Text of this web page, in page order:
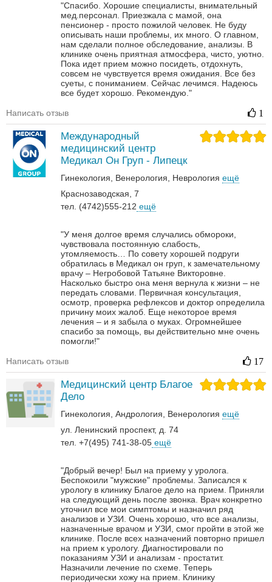
"Спасибо. Хорошие специалисты, внимательный
мед.персонал. Приезжала с мамой, она
пенсионер - просто пожилой человек. Не буду
описывать наши проблемы, их много. О главном,
нам сделали полное обследование, анализы. В
клинике очень приятная атмосфера, чисто, уютно.
Пока идет прием можно посидеть, отдохнуть,
совсем не чувствуется время ожидания. Все без
суеты, с пониманием. Сейчас лечимся. Надеюсь
все будет хорошо. Рекомендую."
Написать отзыв 1
Международный
медицинский центр
Медикал Он Груп - Липецк
Гинекология Венерология‎ Неврология‎ ещё
Краснозаводская, 7
тел. (4742)555-212 ещё
"У меня долгое время случались обмороки,
чувствовала постоянную слабость,
утомляемость… По совету хорошей подруги
обратилась в Медикал он груп, к замечательному
врачу – Негробовой Татьяне Викторовне.
Насколько быстро она меня вернула к жизни – не
передать словами. Первичная консультация,
осмотр, проверка рефлексов и доктор определила
причину моих жалоб. Еще некоторое время
лечения – и я забыла о муках. Огромнейшее
спасибо за помощь, вы действительно мне очень
помогли!"
Написать отзыв 17
Медицинский центр Благое
Дело
Гинекология Андрология‎ Венерология‎ ещё
ул. Ленинский проспект, д. 74
тел. +7(495) 741-38-05 ещё
"Добрый вечер! Был на приему у уролога.
Беспокоили "мужские" проблемы. Записался к
урологу в клинику Благое дело на прием. Приняли
на следующий день после звонка. Врач конкретно
уточнил все мои симптомы и назначил ряд
анализов и УЗИ. Очень хорошо, что все анализы,
назначенные врачом и УЗИ, смог пройти в этой же
клинике. После всех назначений повторно пришел
на прием к урологу. Диагностировали по
показаниям УЗИ и анализам - простатит.
Назначили лечение по схеме. Теперь
периодически хожу на прием. Клинику